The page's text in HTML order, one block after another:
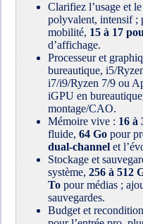
Clarifiez l’usage et
polyvalent, intensif ;
mobilité, 15 à 17
d’affichage.
Processeur et
bureautique, i5/
i7/i9/Ryzen 7/9 ou
iGPU en
montage/CAO.
Mémoire vive : 16 à
fluide, 64 Go pour
dual-channel et
Stockage et
système, 256 à 512
To pour médias ;
sauvegardes.
Budget et